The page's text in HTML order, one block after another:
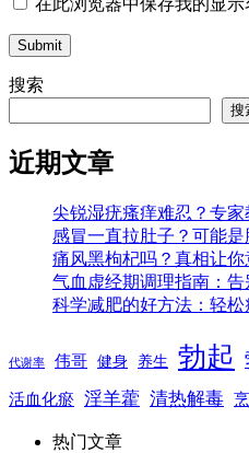
在此浏览器中保存我的显
Submit
搜索
搜
近期文章
尖锐湿疣瘙痒难忍？专
感冒一直拉肚子？可能
痛风黑枸杞吗？真相让你
气血虚经期调理指南：
科学减肥的好方法：轻
代谢率 伟哥 健身 养生 勃起
活血化瘀 淫羊藿 清热解毒
热门文章